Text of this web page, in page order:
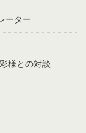
ーター
様との対談